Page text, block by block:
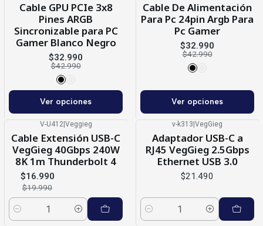
Cable GPU PCIe 3x8
Pines ARGB
Sincronizable para PC
Gamer Blanco Negro
$32.990
$42.990
Ver opciones
Cable De Alimentación
Para Pc 24pin Argb Para
Pc Gamer
$32.990
$42.990
Ver opciones
V-U412| Veggieg
Cable Extensión USB-C
VegGieg 40Gbps 240W
8K 1m Thunderbolt 4
$16.990
$19.990
Cantidad
v-k313 VegGieg
Adaptador USB-C a
RJ45 VegGieg 2.5Gbps
Ethernet USB 3.0
$21.490
Cantidad